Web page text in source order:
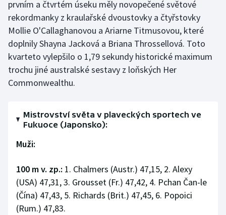
prvním a čtvrtém úseku měly novopečené světové
rekordmanky z kraulařské dvoustovky a čtyřstovky
Mollie O'Callaghanovou a Ariarne Titmusovou, které
doplnily Shayna Jacková a Briana Throssellová. Toto
kvarteto vylepšilo o 1,79 sekundy historické maximum
trochu jiné australské sestavy z loňských Her
Commonwealthu.
Mistrovství světa v plaveckých sportech ve
Fukuoce (Japonsko):
Muži:
100 m v. zp.: 1. Chalmers (Austr.) 47,15, 2. Alexy
(USA) 47,31, 3. Grousset (Fr.) 47,42, 4. Pchan Čan-le
(Čína) 47,43, 5. Richards (Brit.) 47,45, 6. Popoici
(Rum.) 47,83.